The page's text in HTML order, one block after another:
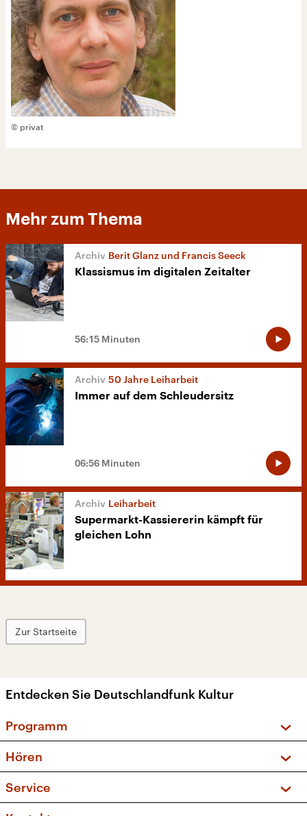
© privat
Mehr zum Thema
Berit Glanz und Francis Seeck
Klassismus im digitalen Zeitalter
56:15 Minuten
50 Jahre Leiharbeit
Immer auf dem Schleudersitz
06:56 Minuten
Leiharbeit
Supermarkt-Kassiererin kämpft für
gleichen Lohn
Zur Startseite
Entdecken Sie Deutschlandfunk Kultur
Programm
Sendungen und Podcasts
Musikliste
Hören
Frequenzen (UKW + DAB+)
Service
FAQ